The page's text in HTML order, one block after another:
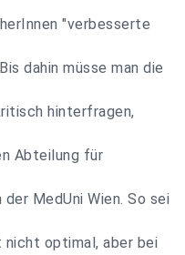
"verbesserte
dahin müsse man die
hinterfragen,
Abteilung für
MedUni Wien. So sei
nicht optimal, aber bei